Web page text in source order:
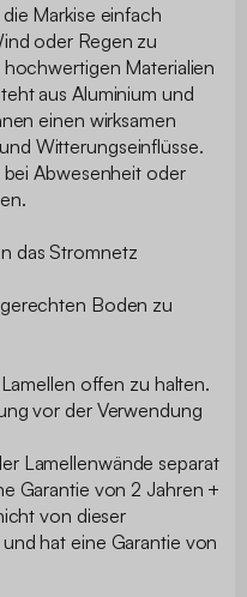
Markise einfach
oder Regen zu
Materialien
aus Aluminium und
einen wirksamen
Witterungseinflüsse.
Abwesenheit oder
das Stromnetz
Boden zu
offen zu halten.
vor der Verwendung
Lamellenwände separat
Garantie von 2 Jahren +
von dieser
hat eine Garantie von